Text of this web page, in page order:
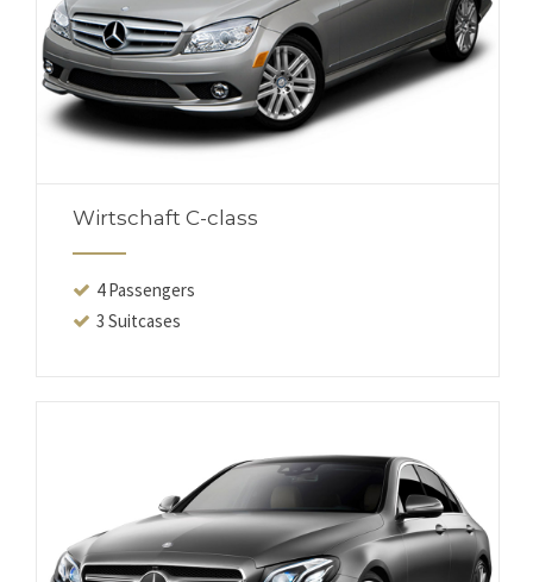
Wirtschaft C-class
4 Passengers
3 Suitcases